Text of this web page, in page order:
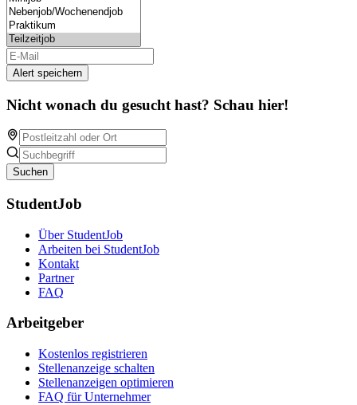
Alert speichern
Nicht wonach du gesucht hast? Schau hier!
Suchen
StudentJob
Über StudentJob
Arbeiten bei StudentJob
Kontakt
Partner
FAQ
Arbeitgeber
Kostenlos registrieren
Stellenanzeige schalten
Stellenanzeigen optimieren
FAQ für Unternehmer